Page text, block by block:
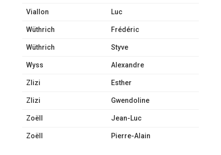
Viallon Luc
Wüthrich Frédéric
Wüthrich Styve
Wyss Alexandre
Zlizi Esther
Zlizi Gwendoline
Zoëll Jean-Luc
Zoëll Pierre-Alain